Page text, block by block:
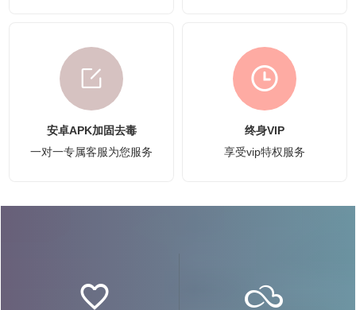
安卓APK加固去毒
一对一专属客服为您服务
终身VIP
享受vip特权服务